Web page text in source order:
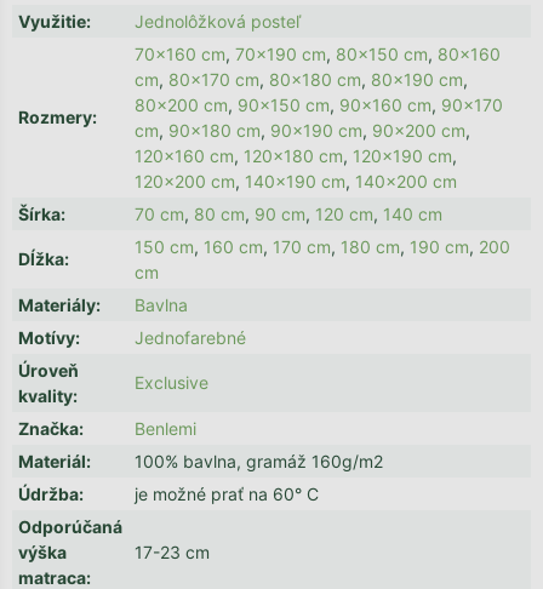
Využitie: Jednolôžková posteľ
Rozmery:
70x160 cm, 70x190 cm, 80x150 cm, 80x160
cm, 80x170 cm, 80x180 cm, 80x190 cm,
80x200 cm, 90x150 cm, 90x160 cm, 90x170
cm, 90x180 cm, 90x190 cm, 90x200 cm,
120x160 cm, 120x180 cm, 120x190 cm,
120x200 cm, 140x190 cm, 140x200 cm
Šírka: 70 cm, 80 cm, 90 cm, 120 cm, 140 cm
Dĺžka:
150 cm, 160 cm, 170 cm, 180 cm, 190 cm, 200
cm
Materiály:
Bavlna
Motívy:
Jednofarebné
Úroveň
kvality:
Exclusive
Značka:
Benlemi
Materiál:
100% bavlna, gramáž 160g/m2
Údržba:
je možné prať na 60° C
Odporúčaná
výška
matraca:
17-23 cm